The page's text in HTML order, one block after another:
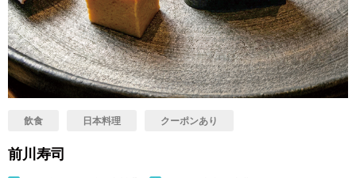
飲食 日本料理 クーポンあり
前川寿司